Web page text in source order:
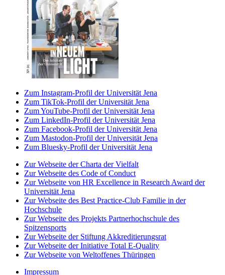
Zum Instagram-Profil der Universität Jena
Zum TikTok-Profil der Universität Jena
Zum YouTube-Profil der Universität Jena
Zum LinkedIn-Profil der Universität Jena
Zum Facebook-Profil der Universität Jena
Zum Mastodon-Profil der Universität Jena
Zum Bluesky-Profil der Universität Jena
Zur Webseite der Charta der Vielfalt
Zur Webseite des Code of Conduct
Zur Webseite von HR Excellence in Research Award der
Universität Jena
Zur Webseite des Best Practice-Club Familie in der
Hochschule
Zur Webseite des Projekts Partnerhochschule des
Spitzensports
Zur Webseite der Stiftung Akkreditierungsrat
Zur Webseite der Initiative Total E-Quality
Zur Webseite von Weltoffenes Thüringen
Impressum